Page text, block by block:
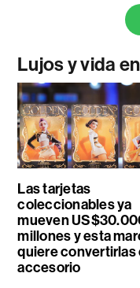
Lujos y vida
Las tarjetas
coleccionables ya
mueven
millones y esta
quiere convertirlas
accesorio